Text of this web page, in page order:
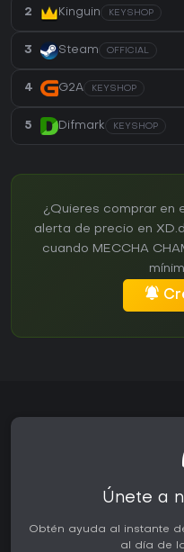
2 Kinguin KEYSHOP
3 Steam OFFICIAL
4 G2A KEYSHOP
5 Difmark KEYSHOP
¿Quieres comprar en
alerta de precio en
cuando MECCHA
Únete a
Obtén ayuda al instante
al día de